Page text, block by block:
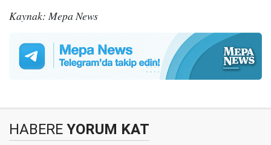
Kaynak: Mepa News
HABERE YORUM KAT